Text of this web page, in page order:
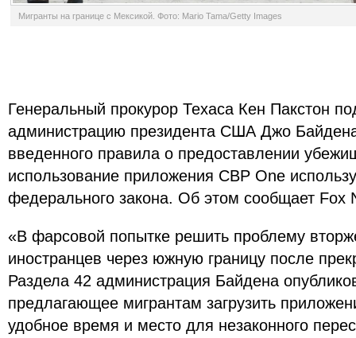
Мигранты на границе с Мексикой. Фото: Mario Tama/Getty Images
Генеральный прокурор Техаса Кен Пакстон
администрацию президента США Джо
введенного правила о предоставлении
использование приложения CBP One
федерального закона. Об этом сообщает Fox
«В фарсовой попытке решить проблему
иностранцев через южную границу после
Раздела 42 администрация Байдена
предлагающее мигрантам загрузить
удобное время и место для незаконного